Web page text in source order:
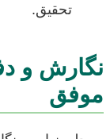
تحقیق.
نگارش و
موفق